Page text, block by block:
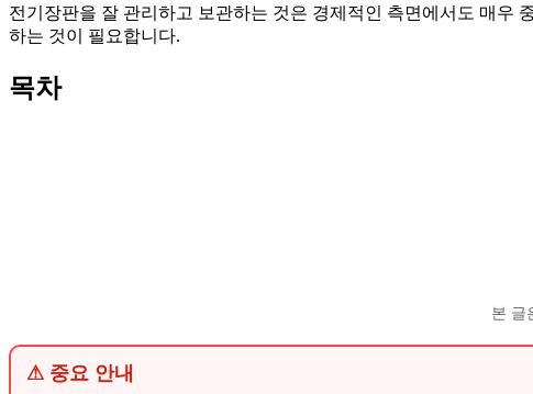
전기장판을 잘 관리하고 보관하는 것은 경제적인 측면에서도 매우
하는 것이 필요합니다.
목차
본 글
⚠ 중요 안내